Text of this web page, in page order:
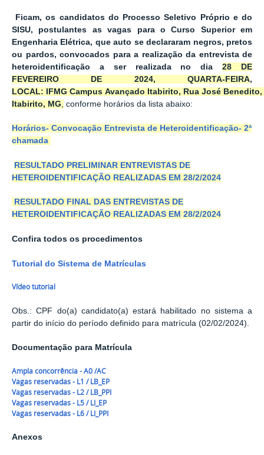
Ficam, os candidatos do Processo Seletivo Próprio e do
SISU, postulantes as vagas para o Curso Superior em
Engenharia Elétrica, que auto se declararam negros, pretos
ou pardos, convocados para a realização da entrevista de
heteroidentificação a ser realizada no dia28 DE
FEVEREIRO DE 2024, QUARTA-FEIRA,
LOCAL: IFMG Campus Avançado Itabirito, Rua José
Itabirito, MG conforme horários da lista abaixo:
Horários- Convocação Entrevista de Heteroidentificação- 2ª
chamada
RESULTADO PRELIMINAR ENTREVISTAS DE
HETEROIDENTIFICAÇÃO REALIZADAS EM 28/2/2024
RESULTADO FINAL DAS ENTREVISTAS DE
HETEROIDENTIFICAÇÃO REALIZADAS EM 28/2/2024
Confira todos os procedimentos
Tutorial do Sistema de Matrículas
Vídeo tutorial
Obs.: CPF do(a) candidato(a) estará habilitado no sistema a
partir do início do período definido para matrícula (02/02/2024).
Documentação para Matrícula
Ampla concorrência - A0 /AC
Vagas reservadas - L1 / LB_EP
Vagas reservadas - L2 / LB_PPI
Vagas reservadas - L5 / LI_EP
Vagas reservadas - L6 / LI_PPI
Anexos